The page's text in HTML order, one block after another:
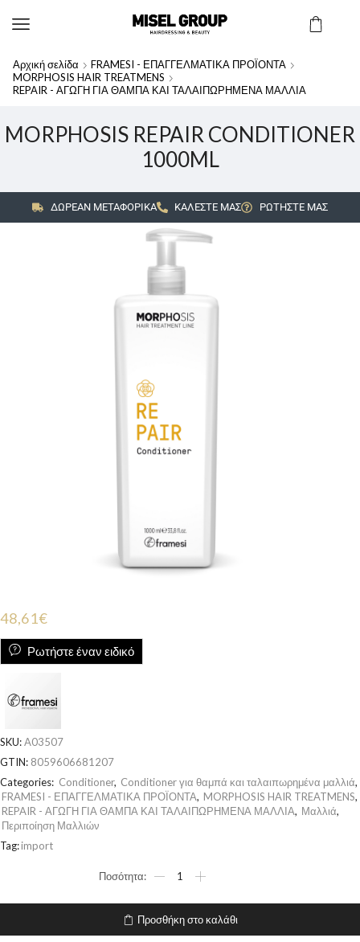
Αρχική σελίδα
FRAMESI - ΕΠΑΓΓΕΛΜΑΤΙΚΑ ΠΡΟΪΟΝΤΑ
MORPHOSIS HAIR TREATMENS
REPAIR - ΑΓΩΓΗ ΓΙΑ ΘΑΜΠΑ ΚΑΙ ΤΑΛΑΙΠΩΡΗΜΕΝΑ ΜΑΛΛΙΑ
MORPHOSIS REPAIR CONDITIONER
1000ML
ΔΩΡΕΑΝ ΜΕΤΑΦΟΡΙΚΑ ΚΑΛΕΣΤΕ ΜΑΣ ΡΩΤΗΣΤΕ ΜΑΣ
48,61€
Ρωτήστε έναν ειδικό
SKU:A03507
GTIN: 8059606681207
Categories: Conditioner, Conditioner για θαμπά και ταλαιπωρημένα μαλλιά,
FRAMESI - ΕΠΑΓΓΕΛΜΑΤΙΚΑ ΠΡΟΪΟΝΤΑ, MORPHOSIS HAIR TREATMENS,
REPAIR - ΑΓΩΓΗ ΓΙΑ ΘΑΜΠΑ ΚΑΙ ΤΑΛΑΙΠΩΡΗΜΕΝΑ ΜΑΛΛΙΑ, Μαλλιά,
Περιποίηση Μαλλιών
Tag:import
Προσθήκη στο καλάθι